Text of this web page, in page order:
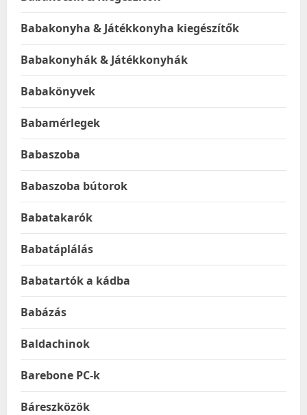
Babakonyha & Játékkonyha kiegészítők
Babakonyhák & Játékkonyhák
Babakönyvek
Babamérlegek
Babaszoba
Babaszoba bútorok
Babatakarók
Babatáplálás
Babatartók a kádba
Babázás
Baldachinok
Barebone PC-k
Báreszközök